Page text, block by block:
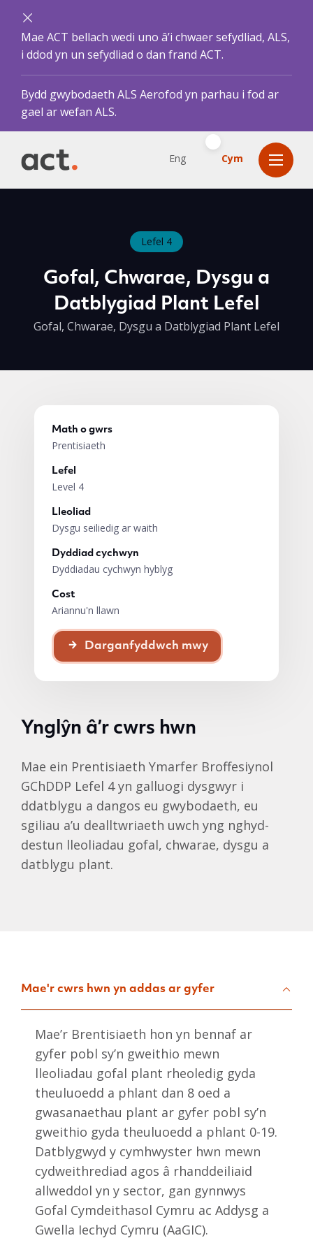
Mae ACT bellach wedi uno â’i chwaer sefydliad, ALS,
i ddod yn un sefydliad o dan frand ACT.
Bydd gwybodaeth ALS Aerofod yn parhau i fod ar
gael ar wefan ALS.
Eng Cym
Lefel 4
Gofal, Chwarae, Dysgu a
Datblygiad Plant Lefel
Gofal, Chwarae, Dysgu a Datblygiad Plant Lefel
Math o gwrs
Prentisiaeth
Lefel
Level 4
Lleoliad
Dysgu seiliedig ar waith
Dyddiad cychwyn
Dyddiadau cychwyn hyblyg
Cost
Ariannu'n llawn
Darganfyddwch mwy
Ynglŷn â’r cwrs hwn
Mae ein Prentisiaeth Ymarfer Broffesiynol
GChDDP Lefel 4 yn galluogi dysgwyr i
ddatblygu a dangos eu gwybodaeth, eu
sgiliau a’u dealltwriaeth uwch yng nghyd-
destun lleoliadau gofal, chwarae, dysgu a
datblygu plant.
Mae'r cwrs hwn yn addas ar gyfer
Mae’r Brentisiaeth hon yn bennaf ar
gyfer pobl sy’n gweithio mewn
lleoliadau gofal plant rheoledig gyda
theuluoedd a phlant dan 8 oed a
gwasanaethau plant ar gyfer pobl sy’n
gweithio gyda theuluoedd a phlant 0-19.
Datblygwyd y cymhwyster hwn mewn
cydweithrediad agos â rhanddeiliaid
allweddol yn y sector, gan gynnwys
Gofal Cymdeithasol Cymru ac Addysg a
Gwella Iechyd Cymru (AaGIC).